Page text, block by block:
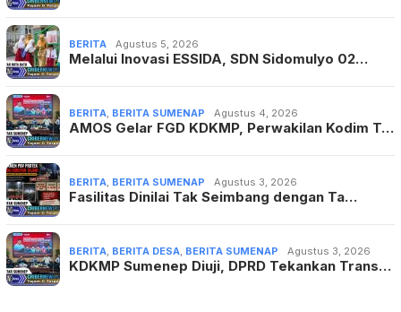
BERITA Agustus 5, 2026
Melalui Inovasi ESSIDA, SDN Sidomulyo 02…
BERITA, BERITA SUMENAP Agustus 4, 2026
AMOS Gelar FGD KDKMP, Perwakilan Kodim T…
BERITA, BERITA SUMENAP Agustus 3, 2026
Fasilitas Dinilai Tak Seimbang dengan Ta…
BERITA, BERITA DESA, BERITA SUMENAP Agustus 3, 2026
KDKMP Sumenep Diuji, DPRD Tekankan Trans…